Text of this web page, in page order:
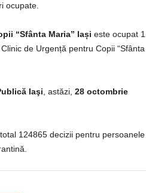
ocupate.
“Sfânta Maria” Iași este ocupat 1
de Urgență pentru Copii “Sfânta
Iaşi , astăzi, 28 octombrie
124865 decizii pentru persoanele